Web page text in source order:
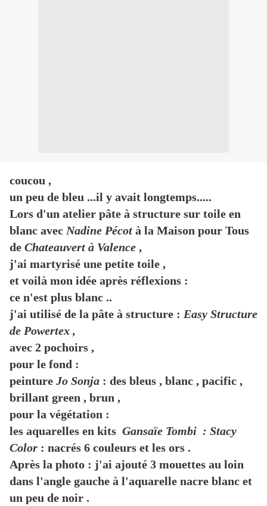
coucou ,
un peu de bleu ...il y avait longtemps.....
Lors d'un atelier pâte à structure sur toile en
blanc avec Nadine Pécot à la Maison pour Tous
de Chateauvert à Valence ,
j'ai martyrisé une petite toile ,
et voilà mon idée après réflexions :
ce n'est plus blanc ..
j'ai utilisé de la pâte à structure : Easy Structure
de Powertex ,
avec 2 pochoirs ,
pour le fond :
peinture Jo Sonja : des bleus , blanc , pacific ,
brillant green , brun ,
pour la végétation :
les aquarelles en kits Gansaïe Tombi : Stacy
Color : nacrés 6 couleurs et les ors .
Après la photo : j'ai ajouté 3 mouettes au loin
dans l'angle gauche à l'aquarelle nacre blanc et
un peu de noir .